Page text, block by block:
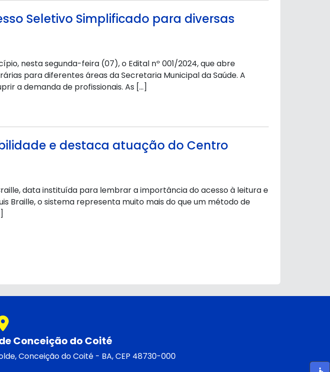
Seletivo Simplificado para diversas
nesta segunda-feira (07), o Edital nº 001/2024, que abre
para diferentes áreas da Secretaria Municipal da Saúde. A
a demanda de profissionais. As […]
e destaca atuação do Centro
data instituída para lembrar a importância do acesso à leitura e
Braille, o sistema representa muito mais do que um método de
Conceição do Coité
Conceição do Coité - BA, CEP 48730-000